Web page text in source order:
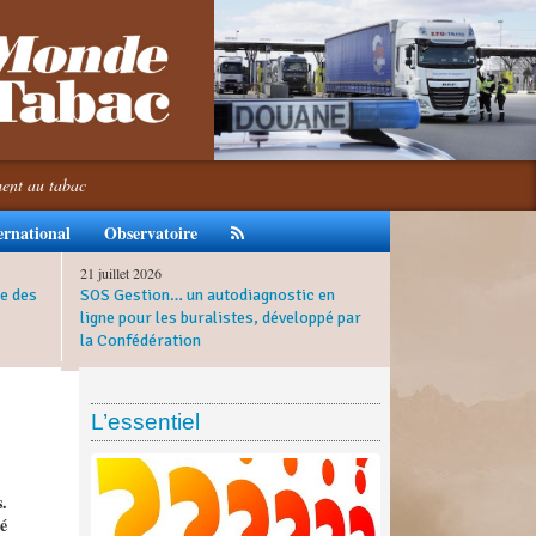
au tabac
Observatoire
des
21 juillet 2026
SOS Gestion… un autodiagnostic en
ligne pour les buralistes, développé par
la Confédération
L’essentiel